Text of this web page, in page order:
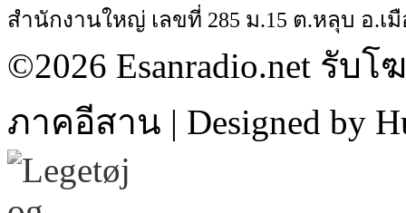
สำนักงานใหญ่ เลขที่ 285 ม.15 ต.หลุบ อ.เ
©2026 Esanradio.net รับ
ภาคอีสาน | Designed by